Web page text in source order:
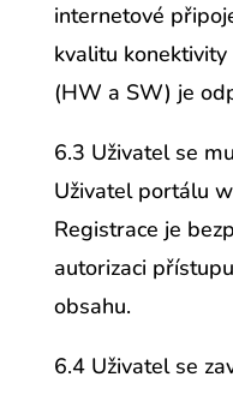
internetové
kvalitu
(HW a SW) je
6.3 Uživatel se
Uživatel portálu
Registrace je
autorizaci
obsahu.
6.4 Uživatel se